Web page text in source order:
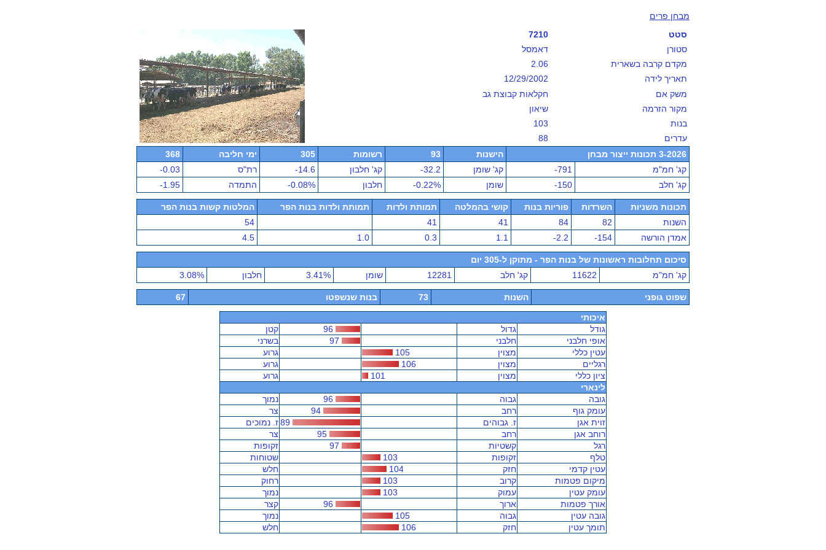
מבחן פרים
סטט
7210
סטורן
דאמסל
מקדם קרבה בשארית
2.06
תאריך לידה
12/29/2002
משק אם
חקלאות קבוצת גב
מקור הזרמה
שיאון
בנות
103
עדרים
88
3-2026 תכונות ייצור מבחן
הישנות 93 רשומות 305 ימי חליבה
368
קג' חמ"מ
-791 קג' שומן -32.2 קג' חלבון -14.6 רת"ס
-0.03
קג' חלב
-150 שומן -0.22% חלבון -0.08% התמדה -1.95
תכונות משניות השרדות פוריות בנות קושי בהמלטה תמותת ולדות תמותת ולדות בנות הפר
המלטות קשות בנות הפר
השנות
82
84
41
41
54
אמדן הורשה
-154
-2.2
1.1
0.3
1.0
4.5
סיכום תחלובות ראשונות של בנות הפר - מתוקן ל-305 יום
קג' חמ"מ
11622 קג' חלב 12281 שומן 3.41% חלבון 3.08%
שפוט גופני השנות 73 בנות שנשפטו 67
איכותי
גודל
גדול
קטן
אופי חלבני
חלבני
בשרני
עטין כללי
מצוין 105
גרוע
רגליים
מצוין 106
גרוע
ציון כללי
מצוין 101
גרוע
לינארי
גובה
גבוה
נמוך
עומק גוף
רחב
צר
זוית אגן
ז. גבוהים
ז. נמוכים
רוחב אגן
רחב
צר
רגל
קשטיות
זקופות
טלף
זקופות 103
שטוחות
עטין קדמי
חזק 104
חלש
מיקום פטמות
קרוב 103
רחוק
עומק עטין
עמוק 103
נמוך
אורך פטמות
ארוך
קצר
גובה עטין
גבוה 105
נמוך
תומך עטין
חזק 106 חלש